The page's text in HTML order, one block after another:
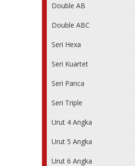
Double AB
Double ABC
Seri Hexa
Seri Kuartet
Seri Panca
Seri Triple
Urut 4 Angka
Urut 5 Angka
Urut 6 Angka